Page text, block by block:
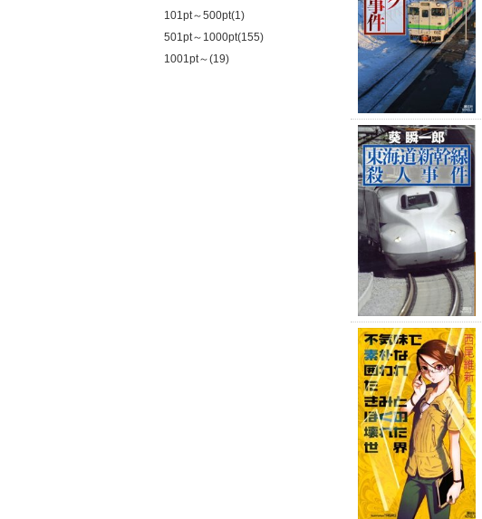
101pt～500pt(1)
501pt～1000pt(155)
1001pt～(19)